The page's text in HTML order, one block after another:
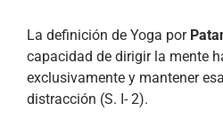
La definición de Yoga por
capacidad de dirigir la mente
exclusivamente y mantener
distracción (S. I- 2).